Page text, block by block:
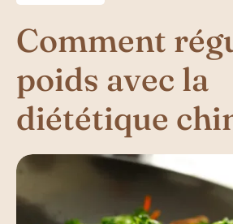
Comment
poids avec la
diététique